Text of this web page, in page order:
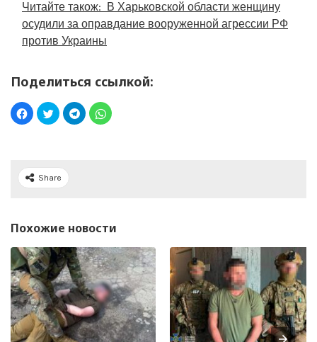
Читайте також: В Харьковской области женщину
осудили за оправдание вооруженной агрессии РФ
против Украины
Поделиться ссылкой:
Share
Похожие новости